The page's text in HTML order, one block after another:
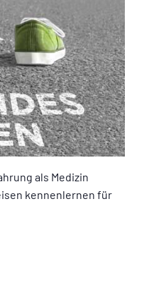
als Medizin
kennenlernen für